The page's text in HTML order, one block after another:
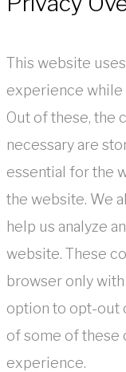
This website
experience while
Out of these, the
necessary are
essential for the
the website. We
help us analyze
website. These
browser only
option to opt-out
of some of these
experience.